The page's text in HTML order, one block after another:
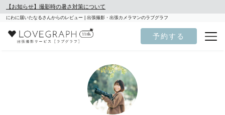
【お知らせ】撮影時の暑さ対策について
にわに届いたなるさんからのレビュー | 出張撮影・出張カメラマンのラブグラフ
予約する